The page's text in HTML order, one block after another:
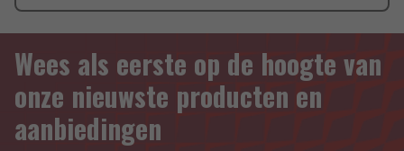
Wees als eerste op de hoogte van
onze nieuwste producten en
aanbiedingen